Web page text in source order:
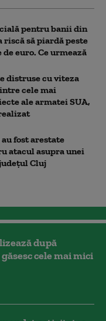
pentru banii din
riscă să piardă peste
euro. Ce urmează
distruse cu viteza
cele mai
ale armatei SUA,
fost arestate
atacul asupra unei
Cluj
după
cele mai mici